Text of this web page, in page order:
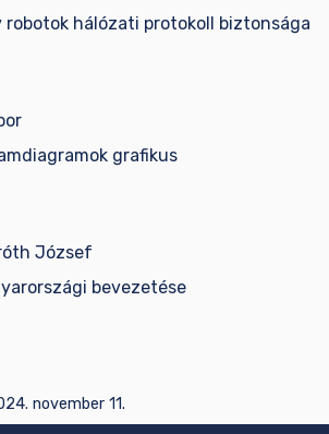
hálózati protokoll biztonsága
grafikus
József
bevezetése
november 11.